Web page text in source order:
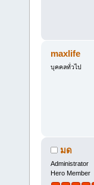
maxlife
บุคคลทั่วไป
มด
Administrator
Hero Member